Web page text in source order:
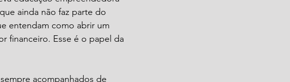
ainda não faz parte do
entendam como abrir um
financeiro. Esse é o papel da
acompanhados de